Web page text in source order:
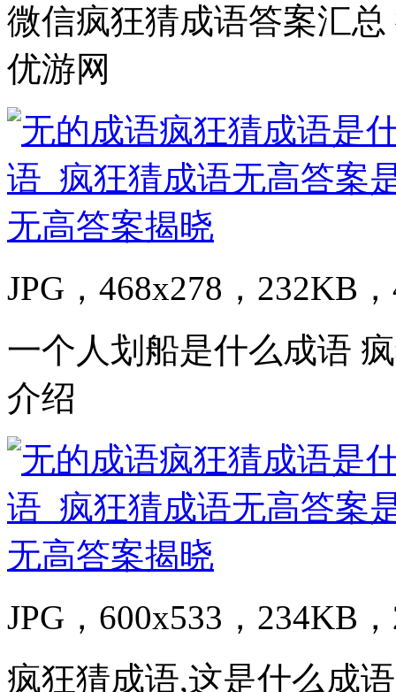
微信疯狂猜成语答案汇
优游网
JPG，468x278，232KB
一个人划船是什么成语
介绍
JPG，600x533，234KB
疯狂猜成语,这是什么成语